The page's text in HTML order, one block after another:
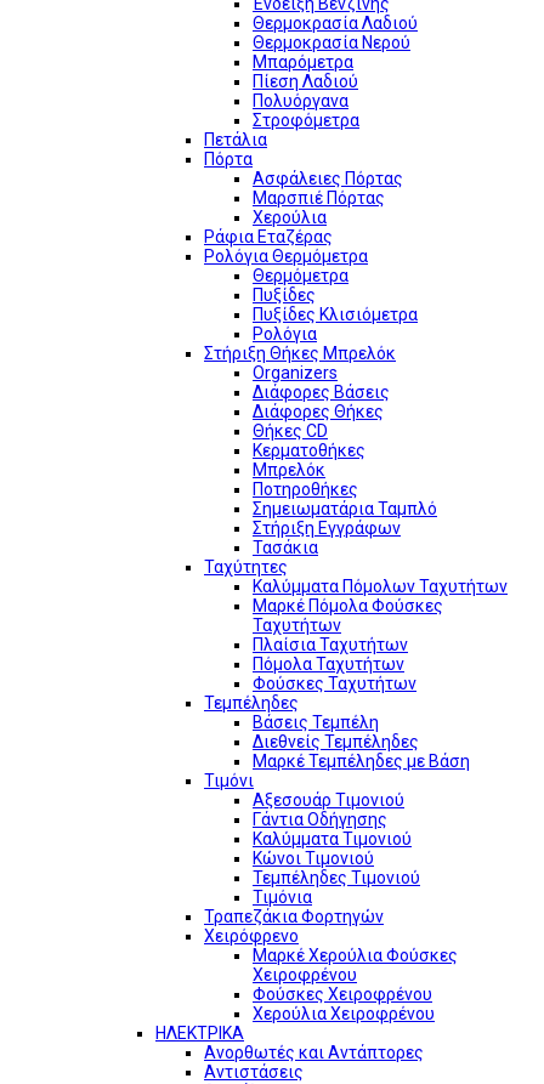
Θερμοκρασία Λαδιού
Θερμοκρασία Νερού
Μπαρόμετρα
Πίεση Λαδιού
Πολυόργανα
Στροφόμετρα
Πετάλια
Πόρτα
Ασφάλειες Πόρτας
Μαρσπιέ Πόρτας
Χερούλια
Ράφια Εταζέρας
Ρολόγια Θερμόμετρα
Θερμόμετρα
Πυξίδες
Πυξίδες Κλισιόμετρα
Ρολόγια
Στήριξη Θήκες Μπρελόκ
Organizers
Διάφορες Βάσεις
Διάφορες Θήκες
Θήκες CD
Κερματοθήκες
Μπρελόκ
Ποτηροθήκες
Σημειωματάρια Ταμπλό
Στήριξη Εγγράφων
Τασάκια
Ταχύτητες
Καλύμματα Πόμολων Ταχυτήτων
Μαρκέ Πόμολα Φούσκες
Ταχυτήτων
Πλαίσια Ταχυτήτων
Πόμολα Ταχυτήτων
Φούσκες Ταχυτήτων
Τεμπέληδες
Βάσεις Τεμπέλη
Διεθνείς Τεμπέληδες
Μαρκέ Τεμπέληδες με Βάση
Τιμόνι
Αξεσουάρ Τιμονιού
Γάντια Οδήγησης
Καλύμματα Τιμονιού
Κώνοι Τιμονιού
Τεμπέληδες Τιμονιού
Τιμόνια
Τραπεζάκια Φορτηγών
Χειρόφρενο
Μαρκέ Χερούλια Φούσκες
Χειροφρένου
Φούσκες Χειροφρένου
Χερούλια Χειροφρένου
ΗΛΕΚΤΡΙΚΑ
Ανορθωτές και Αντάπτορες
Αντιστάσεις